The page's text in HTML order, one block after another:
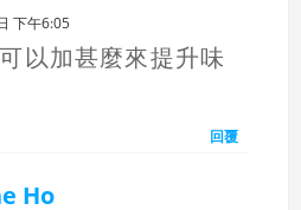
下午6:05
以加甚麼來提升味
回覆
Ho